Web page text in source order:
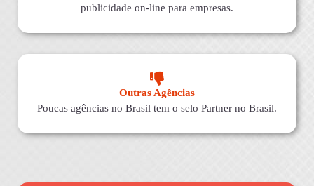
publicidade on-line para empresas.
Outras Agências
Poucas agências no Brasil tem o selo Partner no Brasil.